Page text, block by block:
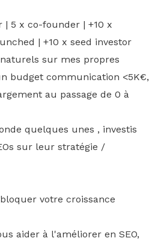
| 5 x co-founder | +10 x
| +10 x seed investor
sur mes propres
budget communication <5K€,
au passage de 0 à
quelques unes , investis
sur leur stratégie /
votre croissance
aider à l'améliorer en SEO,